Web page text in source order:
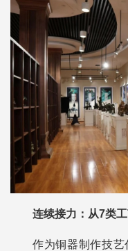
连续接力：从7类
作为铜器制作技